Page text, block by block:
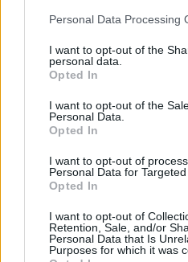
Personal Data Processing
I want to opt-out of the
personal data.
Opted In
I want to opt-out of the
Personal Data.
Opted In
I want to opt-out of
Personal Data for Targeted
Opted In
I want to opt-out of
Retention, Sale, and/or
Personal Data that Is
Purposes for which it was